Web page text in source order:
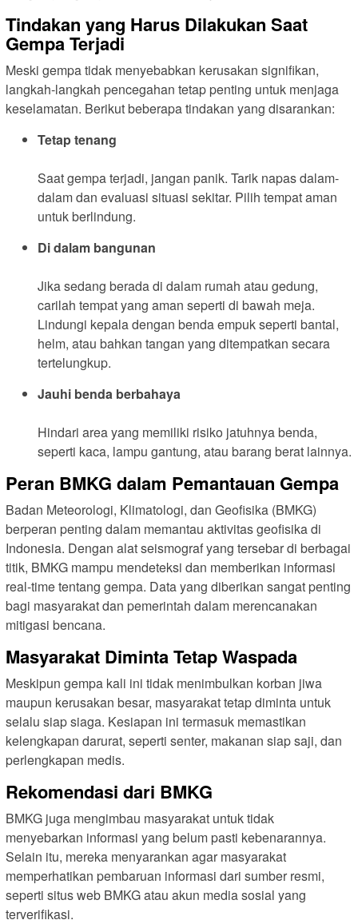
Tindakan yang Harus Dilakukan Saat
Gempa Terjadi
Meski gempa tidak menyebabkan kerusakan signifikan,
langkah-langkah pencegahan tetap penting untuk menjaga
keselamatan. Berikut beberapa tindakan yang disarankan:
Tetap tenang
Saat gempa terjadi, jangan panik. Tarik napas dalam-
dalam dan evaluasi situasi sekitar. Pilih tempat aman
untuk berlindung.
Di dalam bangunan
Jika sedang berada di dalam rumah atau gedung,
carilah tempat yang aman seperti di bawah meja.
Lindungi kepala dengan benda empuk seperti bantal,
helm, atau bahkan tangan yang ditempatkan secara
tertelungkup.
Jauhi benda berbahaya
Hindari area yang memiliki risiko jatuhnya benda,
seperti kaca, lampu gantung, atau barang berat lainnya.
Peran BMKG dalam Pemantauan Gempa
Badan Meteorologi, Klimatologi, dan Geofisika (BMKG)
berperan penting dalam memantau aktivitas geofisika di
Indonesia. Dengan alat seismograf yang tersebar di berbagai
titik, BMKG mampu mendeteksi dan memberikan informasi
real-time tentang gempa. Data yang diberikan sangat penting
bagi masyarakat dan pemerintah dalam merencanakan
mitigasi bencana.
Masyarakat Diminta Tetap Waspada
Meskipun gempa kali ini tidak menimbulkan korban jiwa
maupun kerusakan besar, masyarakat tetap diminta untuk
selalu siap siaga. Kesiapan ini termasuk memastikan
kelengkapan darurat, seperti senter, makanan siap saji, dan
perlengkapan medis.
Rekomendasi dari BMKG
BMKG juga mengimbau masyarakat untuk tidak
menyebarkan informasi yang belum pasti kebenarannya.
Selain itu, mereka menyarankan agar masyarakat
memperhatikan pembaruan informasi dari sumber resmi,
seperti situs web BMKG atau akun media sosial yang
terverifikasi.